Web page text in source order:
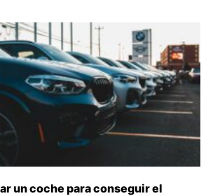
un coche para conseguir el